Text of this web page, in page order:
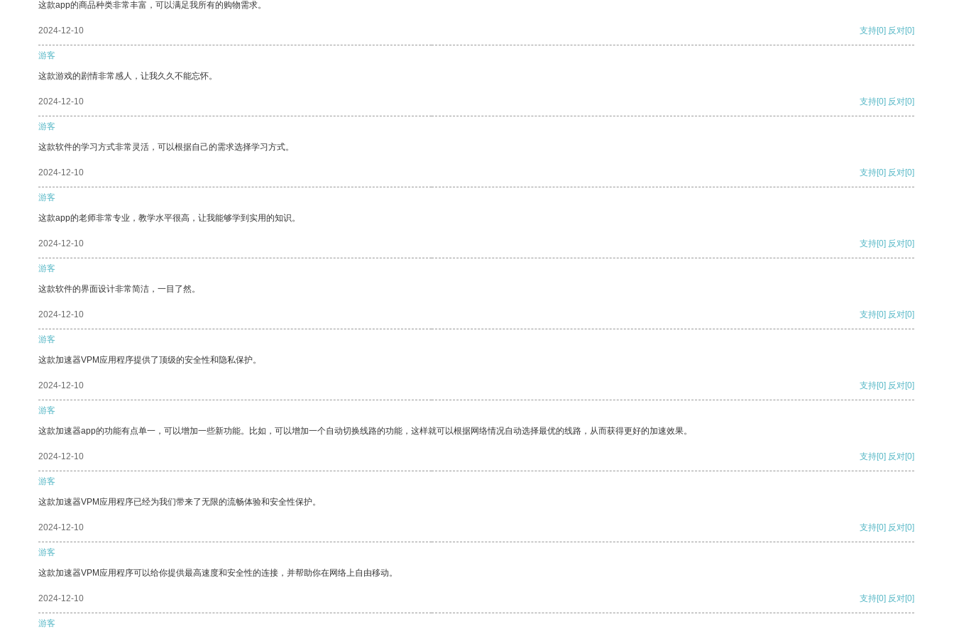
这款app的商品种类非常丰富，可以满足我所有的购物需求。
2024-12-10 支持[0] 反对[0]
游客
这款游戏的剧情非常感人，让我久久不能忘怀。
2024-12-10 支持[0] 反对[0]
游客
这款软件的学习方式非常灵活，可以根据自己的需求选择学习方式。
2024-12-10 支持[0] 反对[0]
游客
这款app的老师非常专业，教学水平很高，让我能够学到实用的知识。
2024-12-10 支持[0] 反对[0]
游客
这款软件的界面设计非常简洁，一目了然。
2024-12-10 支持[0] 反对[0]
游客
这款加速器VPM应用程序提供了顶级的安全性和隐私保护。
2024-12-10 支持[0] 反对[0]
游客
这款加速器app的功能有点单一，可以增加一些新功能。比如，可以增加一个自动切换线路的功能，这样就可以根据网络情况自动选择最优的线路，从而获得更好的加速效果。
2024-12-10 支持[0] 反对[0]
游客
这款加速器VPM应用程序已经为我们带来了无限的流畅体验和安全性保护。
2024-12-10 支持[0] 反对[0]
游客
这款加速器VPM应用程序可以给你提供最高速度和安全性的连接，并帮助你在网络上自由移动。
2024-12-10 支持[0] 反对[0]
游客